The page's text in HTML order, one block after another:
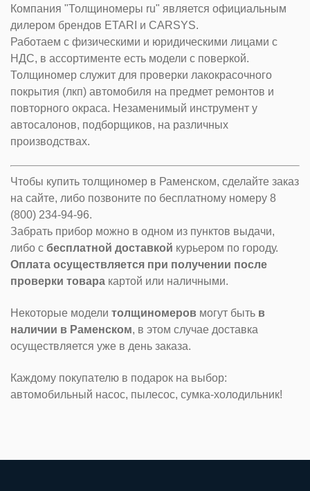
Компания "Толщиномеры ru" является официальным
дилером брендов ETARI и CARSYS.
Работаем с физическими и юридическими лицами с
НДС, в ассортименте есть модели с поверкой.
Толщиномер служит для проверки лакокрасочного
покрытия (лкп) автомобиля на предмет ремонтов и
повторного окраса. Незаменимый инструмент у
автосалонов, подборщиков, на различных
производствах.
Чтобы купить толщиномер в Раменском, сделайте заказ
на сайте, либо позвоните по бесплатному номеру 8
(800) 234-94-96.
Забрать прибор можно в одном из пунктов выдачи,
либо с бесплатной доставкой курьером по городу.
Оплата осуществляется при получении после
проверки товара картой или наличными.
Некоторые модели толщиномеров могут быть в
наличии в Раменском, в этом случае доставка
осуществляется уже в день заказа.
Каждому покупателю в подарок на выбор:
автомобильный насос, пылесос, сумка-холодильник!